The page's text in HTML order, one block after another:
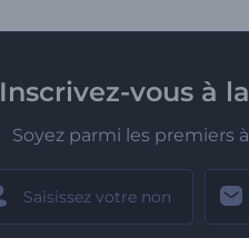
Inscrivez-vous à
Soyez parmi les premiers